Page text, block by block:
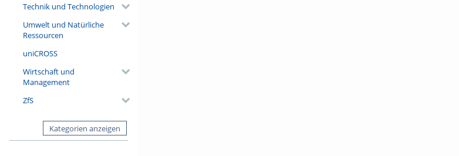
Technik und Technologien
Umwelt und Natürliche
Ressourcen
uniCROSS
Wirtschaft und
Management
ZfS
Kategorien anzeigen